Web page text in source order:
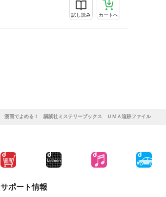
試し読み カートへ
漫画でよめる！ 講談社ミステリーブックス ＵＭＡ追跡ファイル
サポート情報